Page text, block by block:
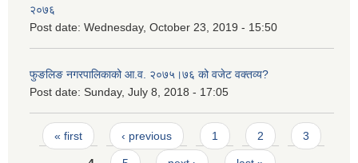
२०७६
Post date: Wednesday, October 23, 2019 - 15:50
फुङलिङ नगरपालिकाको आ.व. २०७५।७६ को वजेट वक्तव्य?
Post date: Sunday, July 8, 2018 - 17:05
Pages
« first ‹ previous 1 2 3